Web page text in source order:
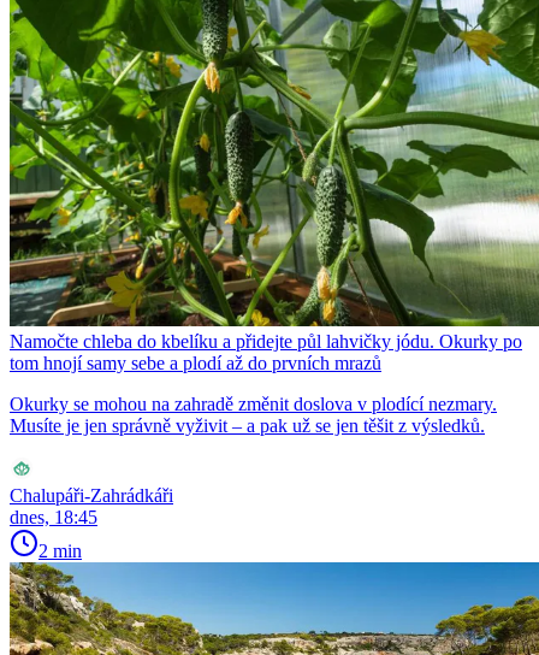
Namočte chleba do kbelíku a přidejte půl lahvičky jódu. Okurky po
tom hnojí samy sebe a plodí až do prvních mrazů
Okurky se mohou na zahradě změnit doslova v plodící nezmary.
Musíte je jen správně vyživit – a pak už se jen těšit z výsledků.
Chalupáři-Zahrádkáři
dnes, 18:45
2 min